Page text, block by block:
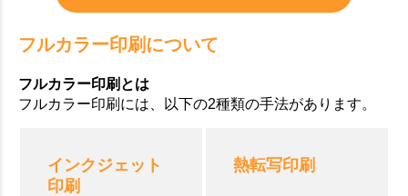
フルカラー印刷について
フルカラー印刷とは
フルカラー印刷には、以下の2種類の手法があります。
インクジェット
印刷
熱転写印刷